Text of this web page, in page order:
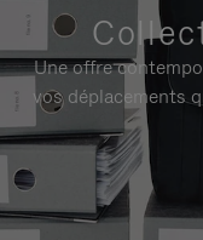
Une offre
vos déplacements